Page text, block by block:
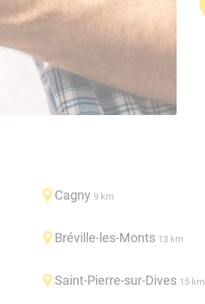
Cagny 9 km
Bréville-les-Monts 13 km
Saint-Pierre-sur-Dives 15 km